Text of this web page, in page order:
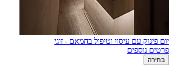
יום פינוק עם עיסוי וטיפול בחמאם - זוגי
פרטים נוספים
בחירה